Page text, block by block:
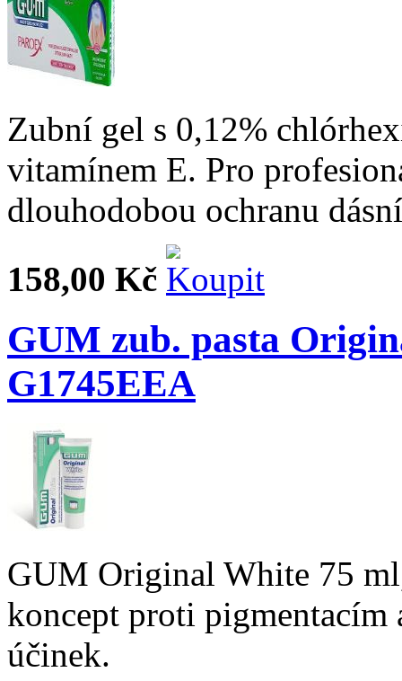
Zubní gel s 0,12%
vitamínem E. Pro
dlouhodobou ochranu
158,00 Kč
GUM zub. pasta
G1745EEA
GUM Original White 75
koncept proti
účinek.